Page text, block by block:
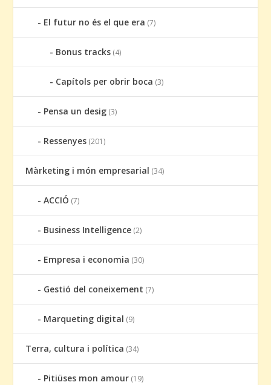
El futur no és el que era (7)
Bonus tracks (4)
Capítols per obrir boca (3)
Pensa un desig (3)
Ressenyes (201)
Màrketing i món empresarial (34)
ACCIÓ (7)
Business Intelligence (2)
Empresa i economia (30)
Gestió del coneixement (7)
Marqueting digital (9)
Terra, cultura i política (34)
Pitiüses mon amour (19)